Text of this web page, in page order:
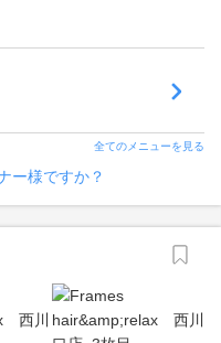
全てのメニューを見る
ー様ですか？